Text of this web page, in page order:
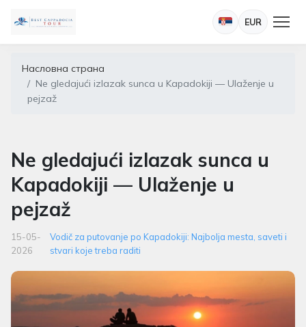
EUR
Насловна страна
Ne gledajući izlazak sunca u Kapadokiji — Ulaženje u
pejzaž
Ne gledajući izlazak sunca u
Kapadokiji — Ulaženje u
pejzaž
15-05-
2026
Vodič za putovanje po Kapadokiji: Najbolja mesta, saveti i
stvari koje treba raditi